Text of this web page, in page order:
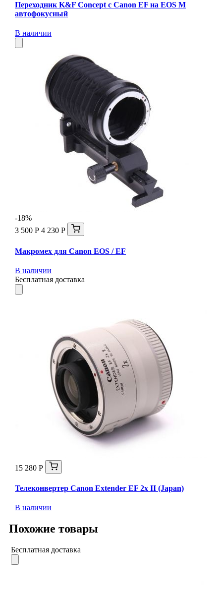
Переходник K&F Concept с Canon EF на EOS M
автофокусный
В наличии
-18%
3 500 Р 4 230 Р
Макромех для Сanon EOS / EF
В наличии
Бесплатная доставка
15 280 Р
Телеконвертер Canon Extender EF 2x II (Japan)
В наличии
Похожие товары
Бесплатная доставка